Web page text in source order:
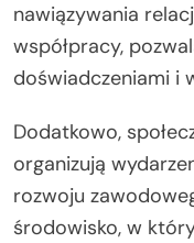
nawiązywania
współpracy,
doświadczeniami i
Dodatkowo,
organizują
rozwoju
środowisko, w